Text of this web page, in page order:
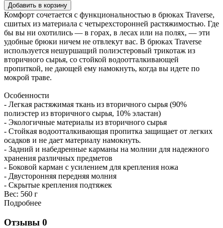
Комфорт сочетается с функциональностью в брюках Traverse,
сшитых из материала с четырехсторонней растяжимостью. Где
бы вы ни охотились — в горах, в лесах или на полях, — эти
удобные брюки ничем не отвлекут вас. В брюках Traverse
используется нешуршащий полиэстеровый трикотаж из
вторичного сырья, со стойкой водоотталкивающей
пропиткой, не дающей ему намокнуть, когда вы идете по
мокрой траве.
Особенности
- Легкая растяжимая ткань из вторичного сырья (90%
полиэстер из вторичного сырья, 10% эластан)
- Экологичные материалы из вторичного сырья
- Стойкая водоотталкивающая пропитка защищает от легких
осадков и не дает материалу намокнуть.
- Задний и набедренные карманы на молнии для надежного
хранения различных предметов
- Боковой карман с усилением для крепления ножа
- Двусторонняя передняя молния
- Скрытые крепления подтяжек
Вес: 560 г
Подробнее
Отзывы 0